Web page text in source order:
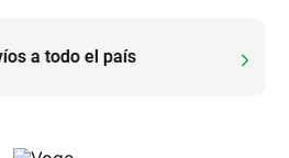
a todo el país